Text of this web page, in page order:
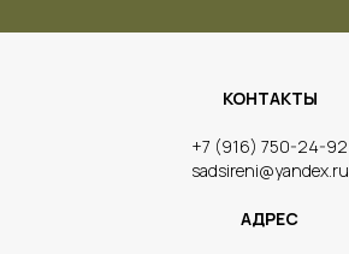
КОНТАКТЫ
​+7 (916) 750-24-92
sadsireni@yandex.ru
АДРЕС